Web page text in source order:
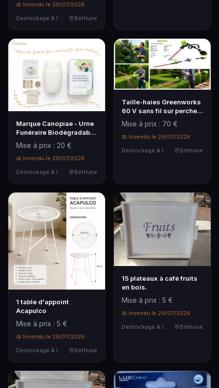
📅 Invendu le 29/07/2026
Destockage & Invendus
Béthune
Marque Canopiae - Urne
Funéraire Biodégradable
pour Animaux avec
Graines de Campanule,
Devient Arbre ou Fleur,
Mise à prix : 20 €
📅 Invendu le 29/07/2026
Destockage & Invendus
Béthune
Taille-haies Greenworks
60 V sans fil sur perche 2
m (G60PHT) - moteur
brushless, double lame
acier 51 cm laser, anti...
Mise à prix : 70 €
📅 Invendu le 29/07/2026
Destockage & Invendus
Béthune
1 table d'appoint
Acapulco
Mise à prix : 5 €
📅 Invendu le 29/07/2026
Destockage & Invendus
Béthune
15 plateaux à café fruits
en bois.
Mise à prix : 5 €
📅 Invendu le 29/07/2026
Béthune